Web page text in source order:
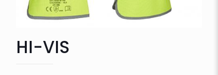
HI-VIS